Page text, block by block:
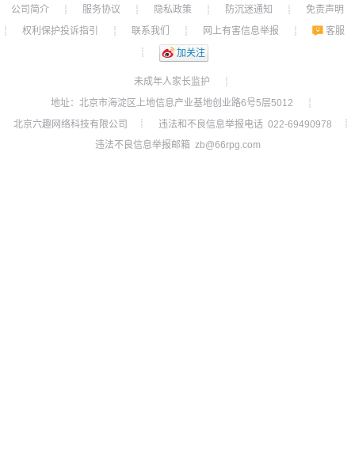
公司简介 ┊ 服务协议 ┊ 隐私政策 ┊ 防沉迷通知 ┊
免责声明
┊
权利保护投诉指引 ┊ 联系我们 ┊ 网上有害信息举报 ┊
客服
┊
加关注
未成年人家长监护
┊
地址：北京市海淀区上地信息产业基地创业路6号5层5012
┊
北京六趣网络科技有限公司
┊ 违法和不良信息举报电话 022-69490978
┊
违法不良信息举报邮箱 zb@66rpg.com